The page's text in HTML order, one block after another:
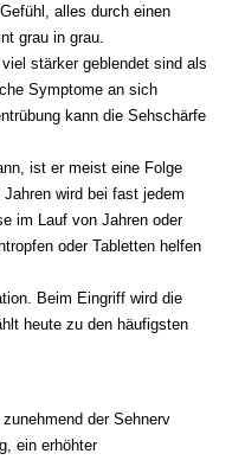
alles durch einen
grau in grau.
stärker geblendet sind als
Symptome an sich
kann die Sehschärfe
ist er meist eine Folge
wird bei fast jedem
im Lauf von Jahren oder
oder Tabletten helfen
Beim Eingriff wird die
heute zu den häufigsten
zunehmend der Sehnerv
ein erhöhter